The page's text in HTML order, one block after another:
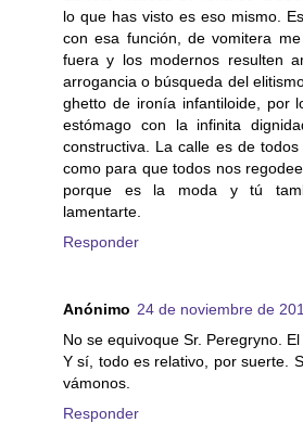
lo que has visto es eso mismo.
con esa función, de vomitera
fuera y los modernos resulten
arrogancia o búsqueda del
ghetto de ironía infantiloide, por
estómago con la infinita
constructiva. La calle es de
como para que todos nos
porque es la moda y tú
lamentarte.
Responder
Anónimo 24 de noviembre de
No se equivoque Sr. Peregryno.
Y sí, todo es relativo, por suerte.
vámonos.
Responder